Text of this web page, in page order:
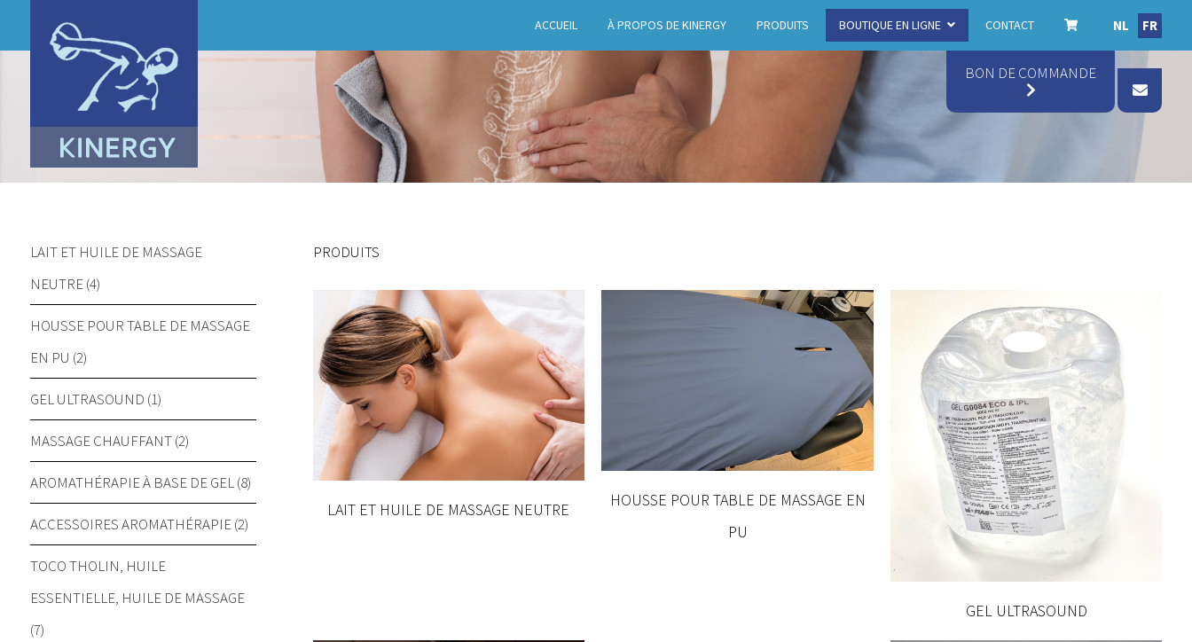
ACCUEIL À PROPOS DE KINERGY PRODUITS BOUTIQUE EN LIGNE CONTACT NL FR
BON DE COMMANDE
LAIT ET HUILE DE MASSAGE
NEUTRE (4)
HOUSSE POUR TABLE DE MASSAGE
EN PU (2)
GEL ULTRASOUND (1)
MASSAGE CHAUFFANT (2)
AROMATHÉRAPIE À BASE DE GEL (8)
ACCESSOIRES AROMATHÉRAPIE (2)
TOCO THOLIN, HUILE
ESSENTIELLE, HUILE DE MASSAGE
(7)
PRODUITS
LAIT ET HUILE DE MASSAGE NEUTRE
HOUSSE POUR TABLE DE MASSAGE EN
PU
GEL ULTRASOUND